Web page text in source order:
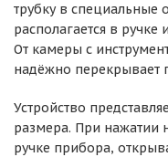
трубку в специальные
располагается в
От камеры с
надёжно перекрывает
Устройство
размера. При нажатии
ручке прибора,